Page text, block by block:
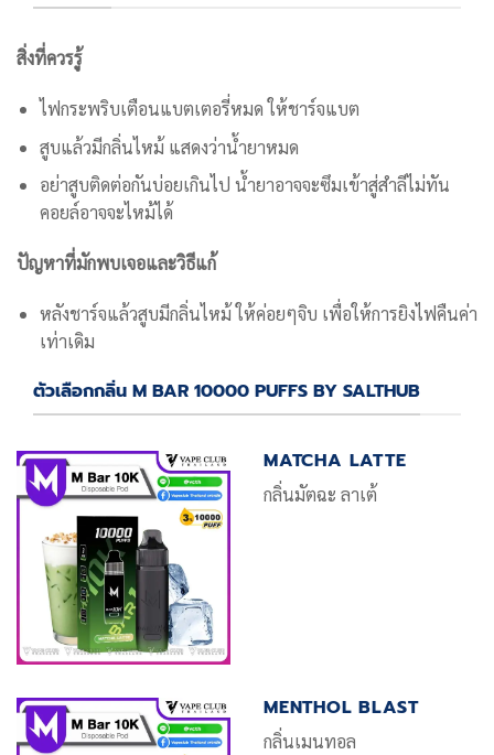
สิ่งที่ควรรู้
ไฟกระพริบเตือนแบตเตอรี่หมด ให้ชาร์จแบต
สูบแล้วมีกลิ่นไหม้ แสดงว่าน้ำยาหมด
อย่าสูบติดต่อกันบ่อยเกินไป น้ำยาอาจจะซึมเข้าสู่สำลีไม่ทัน
คอยล์อาจจะไหม้ได้
ปัญหาที่มักพบเจอและวิธีแก้
หลังชาร์จแล้วสูบมีกลิ่นไหม้ ให้ค่อยๆจิบ เพื่อให้การยิงไฟคืนค่า
เท่าเดิม
ตัวเลือกกลิ่น M BAR 10000 PUFFS BY SALTHUB
MATCHA LATTE
กลิ่นมัตฉะ ลาเต้
MENTHOL BLAST
กลิ่นเมนทอล